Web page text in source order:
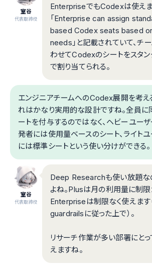
室谷
代表取締役
EnterpriseでもCodexは使えま
「Enterprise can assign
based Codex seats based
needs」と記載されていて、チ
わせてCodexのシートをスタ
で割り当てられる。
エンジニアチームへのCodex展開を考え
れはかなり実用的な設計ですね。全員に
ートを付与するのではなく、ヘビーユー
発者には使用量ベースのシート、ライト
には標準シートという使い分けができる。
室谷
代表取締役
Deep Researchも使い放題な
よね。Plusは月の利用量に制限
Enterpriseは制限なく使えます
guardrailsに従った上で）。
リサーチ作業が多い部署にと
えますね。